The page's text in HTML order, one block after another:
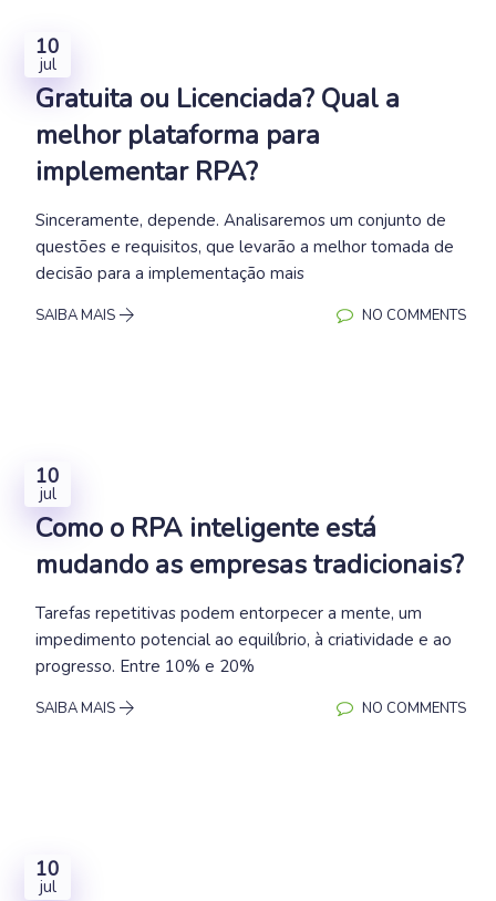
10
jul
Gratuita ou Licenciada? Qual a
melhor plataforma para
implementar RPA?
Sinceramente, depende. Analisaremos um conjunto de
questões e requisitos, que levarão a melhor tomada de
decisão para a implementação mais
SAIBA MAIS NO COMMENTS
10
jul
Como o RPA inteligente está
mudando as empresas tradicionais?
Tarefas repetitivas podem entorpecer a mente, um
impedimento potencial ao equilíbrio, à criatividade e ao
progresso. Entre 10% e 20%
SAIBA MAIS NO COMMENTS
10
jul